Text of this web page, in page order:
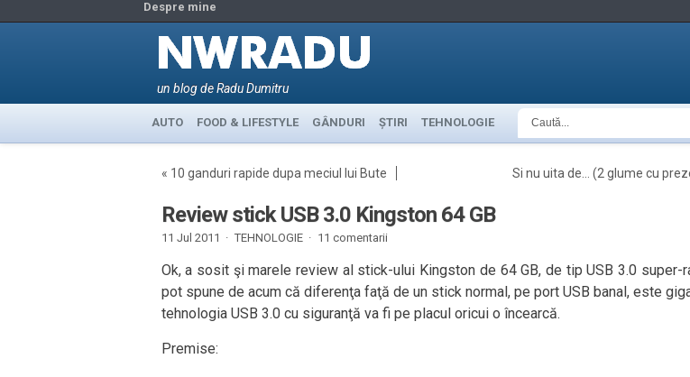
Despre mine
un blog de Radu Dumitru
AUTO FOOD & LIFESTYLE GÂNDURI ȘTIRI TEHNOLOGIE
« 10 ganduri rapide dupa meciul lui Bute
Si nu uita de… (2 glume cu
Review stick USB 3.0 Kingston 64 GB
11 Jul 2011 · TEHNOLOGIE· 11 comentarii
Ok, a sosit şi marele review al stick-ului Kingston de 64 GB, de tip USB 3.0 super-
pot spune de acum că diferenţa faţă de un stick normal, pe port USB banal, este
tehnologia USB 3.0 cu siguranţă va fi pe placul oricui o încearcă.
Premise: